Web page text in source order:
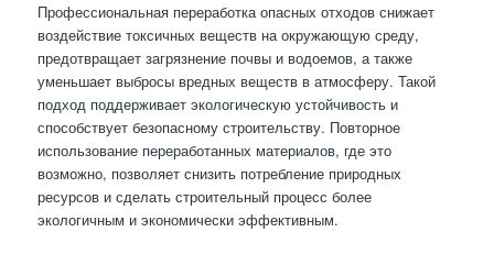
Профессиональная переработка опасных отходов снижает
воздействие токсичных веществ на окружающую среду,
предотвращает загрязнение почвы и водоемов, а также
уменьшает выбросы вредных веществ в атмосферу. Такой
подход поддерживает экологическую устойчивость и
способствует безопасному строительству. Повторное
использование переработанных материалов, где это
возможно, позволяет снизить потребление природных
ресурсов и сделать строительный процесс более
экологичным и экономически эффективным.